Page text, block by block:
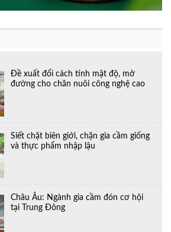
Đề xuất đổi cách tính mật độ, mở
đường cho chăn nuôi công nghệ cao
Siết chặt biên giới, chặn gia cầm giống
và thực phẩm nhập lậu
Châu Âu: Ngành gia cầm đón cơ hội
tại Trung Đông